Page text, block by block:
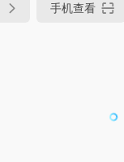
手机查看